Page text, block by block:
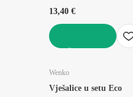
13,40 €
Wenko
Vješalice u setu Eco